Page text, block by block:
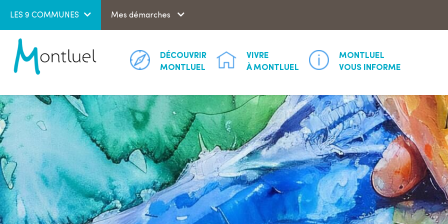
LES 9 COMMUNES Mes démarches
DÉCOUVRIR
MONTLUEL
VIVRE
À MONTLUEL
MONTLUEL
VOUS INFORME